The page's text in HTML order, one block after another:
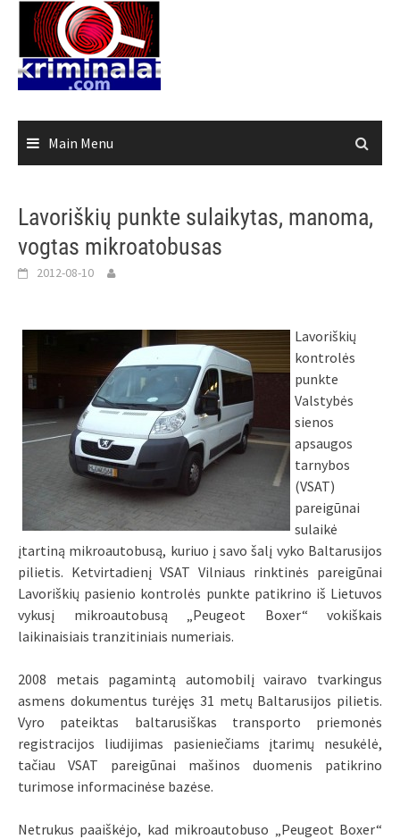
content
Main Menu
Lavoriškių punkte sulaikytas, manoma,
vogtas mikroatobusas
2012-08-10
Lavoriškių
kontrolės
punkte
Valstybės
sienos
apsaugos
tarnybos
(VSAT)
pareigūnai
sulaikė
įtartiną mikroautobusą, kuriuo į savo šalį vyko Baltarusijos
pilietis. Ketvirtadienį VSAT Vilniaus rinktinės pareigūnai
Lavoriškių pasienio kontrolės punkte patikrino iš Lietuvos
vykusį mikroautobusą „Peugeot Boxer“ vokiškais
laikinaisiais tranzitiniais numeriais.
2008 metais pagamintą automobilį vairavo tvarkingus
asmens dokumentus turėjęs 31 metų Baltarusijos pilietis.
Vyro pateiktas baltarusiškas transporto priemonės
registracijos liudijimas pasieniečiams įtarimų nesukėlė,
tačiau VSAT pareigūnai mašinos duomenis patikrino
turimose informacinėse bazėse.
Netrukus paaiškėjo, kad mikroautobuso „Peugeot Boxer“